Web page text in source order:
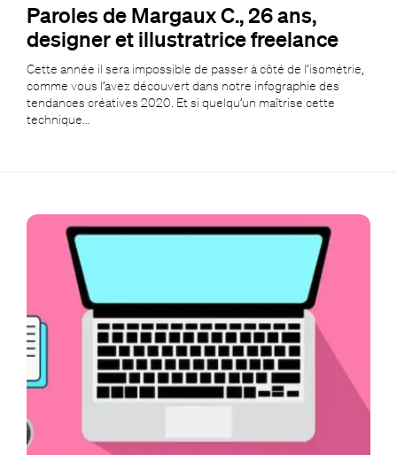
Paroles de Margaux C., 26 ans,
designer et illustratrice freelance
Cette année il sera impossible de passer à côté de l’isométrie,
comme vous l’avez découvert dans notre infographie des
tendances créatives 2020. Et si quelqu’un maîtrise cette
technique…